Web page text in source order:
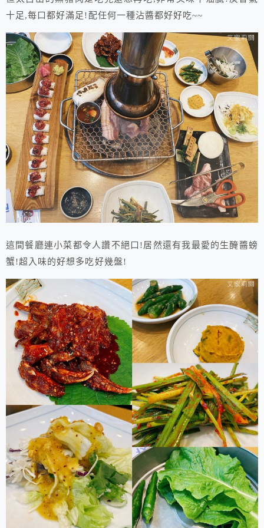
十足,每口都好滿足!配任何一種沾醬都好好吃~~
這間餐廳連小菜都令人讚不絕口!居然還有我最愛的生醃醬螃
蟹!超入味的好想多吃好幾盤!